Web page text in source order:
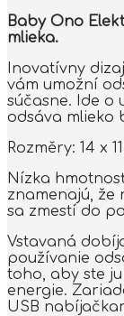
Baby Ono
mlieka.
Inovatívny
vám umožní
súčasne. Ide o
odsáva mlieko
Rozměry: 14 x
Nízka
znamenajú, že
sa zmestí do
Vstavaná
používanie
toho, aby ste
energie.
USB